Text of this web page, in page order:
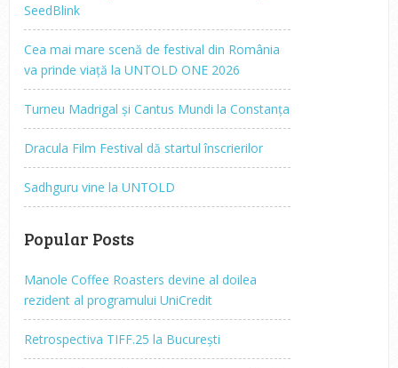
SeedBlink
Cea mai mare scenă de festival din România
va prinde viață la UNTOLD ONE 2026
Turneu Madrigal și Cantus Mundi la Constanța
Dracula Film Festival dă startul înscrierilor
Sadhguru vine la UNTOLD
Popular Posts
Manole Coffee Roasters devine al doilea
rezident al programului UniCredit
Retrospectiva TIFF.25 la București